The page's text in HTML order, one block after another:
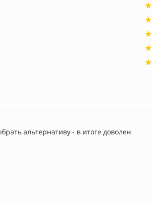
альтернативу - в итоге доволен